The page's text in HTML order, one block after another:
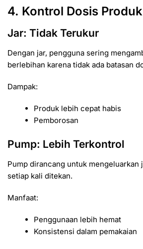
4. Kontrol Dosis Produk
Jar: Tidak Terukur
Dengan jar, pengguna sering
berlebihan karena tidak ada batasan
Dampak:
Produk lebih cepat habis
Pemborosan
Pump: Lebih Terkontrol
Pump dirancang untuk mengeluarkan
setiap kali ditekan.
Manfaat:
Penggunaan lebih hemat
Konsistensi dalam pemakaian